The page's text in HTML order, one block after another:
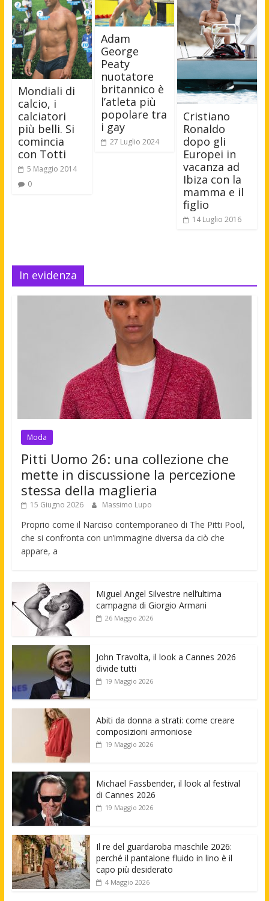
Mondiali di
calcio, i
calciatori
più belli. Si
comincia
con Totti
5 Maggio 2014
0
Adam
George
Peaty
nuotatore
britannico è
l’atleta più
popolare tra
i gay
27 Luglio 2024
Cristiano
Ronaldo
dopo gli
Europei in
vacanza ad
Ibiza con la
mamma e il
figlio
14 Luglio 2016
In evidenza
Moda
Pitti Uomo 26: una collezione che
mette in discussione la percezione
stessa della maglieria
15 Giugno 2026 Massimo Lupo
Proprio come il Narciso contemporaneo di The Pitti Pool,
che si confronta con un’immagine diversa da ciò che
appare, a
Miguel Angel Silvestre nell’ultima
campagna di Giorgio Armani
26 Maggio 2026
John Travolta, il look a Cannes 2026
divide tutti
19 Maggio 2026
Abiti da donna a strati: come creare
composizioni armoniose
19 Maggio 2026
Michael Fassbender, il look al festival
di Cannes 2026
19 Maggio 2026
Il re del guardaroba maschile 2026:
perché il pantalone fluido in lino è il
capo più desiderato
4 Maggio 2026